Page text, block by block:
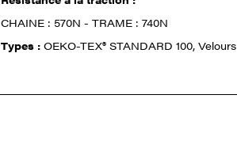
CHAINE : 570N - TRAME : 740N
Types :OEKO-TEX® STANDARD 100, Velours